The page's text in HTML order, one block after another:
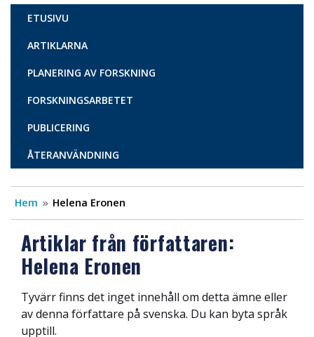
Vastuullinen tiede
ETUSIVU
ARTIKLARNA
PLANERING AV FORSKNING
FORSKNINGSARBETET
PUBLICERING
ÅTERANVÄNDNING
Hem Helena Eronen
Artiklar från författaren:
Helena Eronen
Tyvärr finns det inget innehåll om detta ämne eller
av denna författare på svenska. Du kan byta språk
upptill.